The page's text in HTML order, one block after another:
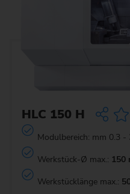
HLC 150 H
Modulbereich: mm 0.3 -
Werkstück-Ø max.: 150
Werkstücklänge max.: